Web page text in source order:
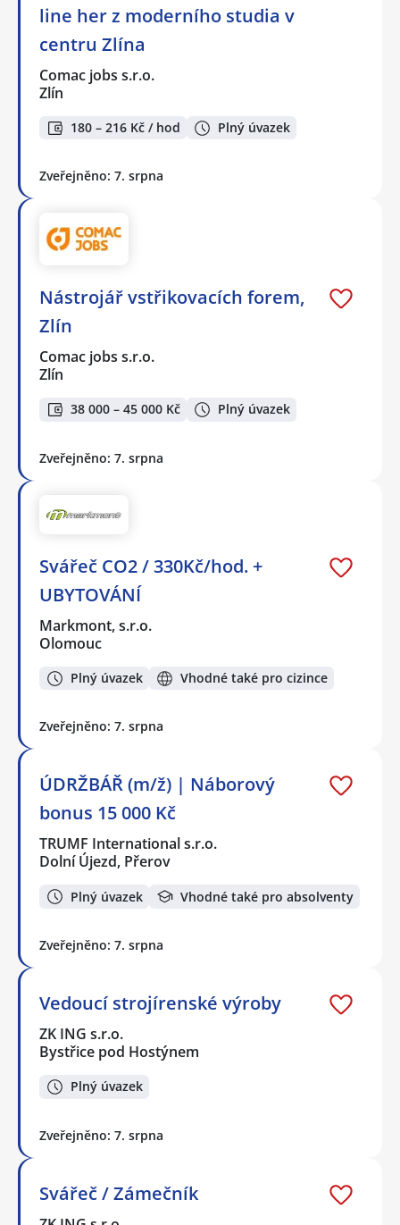
line her z moderního studia v
centru Zlína
Comac jobs s.r.o.
Zlín
180 – 216 Kč / hod Plný úvazek
Zveřejněno: 7. srpna
Nástrojář vstřikovacích forem,
Zlín
Comac jobs s.r.o.
Zlín
38 000 – 45 000 Kč Plný úvazek
Zveřejněno: 7. srpna
Svářeč CO2 / 330Kč/hod. +
UBYTOVÁNÍ
Markmont, s.r.o.
Olomouc
Plný úvazek Vhodné také pro cizince
Zveřejněno: 7. srpna
ÚDRŽBÁŘ (m/ž) | Náborový
bonus 15 000 Kč
TRUMF International s.r.o.
Dolní Újezd, Přerov
Plný úvazek Vhodné také pro absolventy
Zveřejněno: 7. srpna
Vedoucí strojírenské výroby
ZK ING s.r.o.
Bystřice pod Hostýnem
Plný úvazek
Zveřejněno: 7. srpna
Svářeč / Zámečník